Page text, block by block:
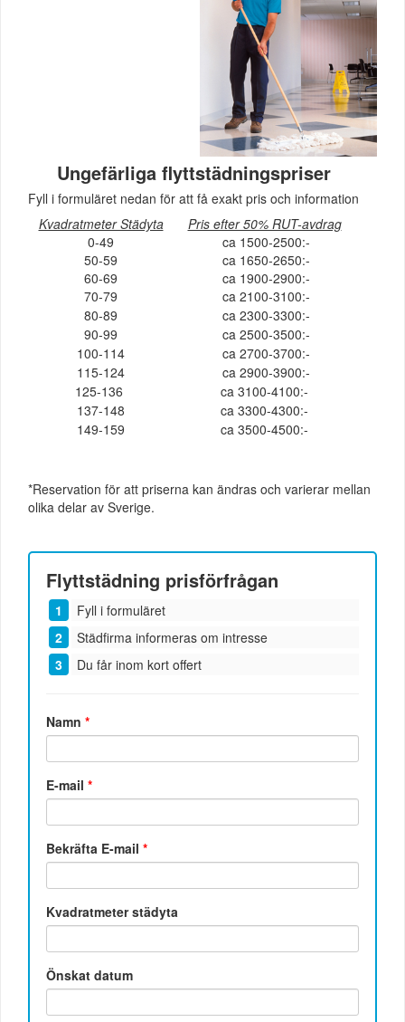
Ungefärliga flyttstädningspriser
Fyll i formuläret nedan för att få exakt pris och information
Kvadratmeter Städyta
Pris efter 50% RUT-avdrag
0-49
ca 1500-2500:-
50-59
ca 1650-2650:-
60-69
ca 1900-2900:-
70-79
ca 2100-3100:-
80-89
ca 2300-3300:-
90-99
ca 2500-3500:-
100-114
ca 2700-3700:-
115-124
ca 2900-3900:-
125-136
ca 3100-4100:-
137-148
ca 3300-4300:-
149-159
ca 3500-4500:-
*Reservation för att priserna kan ändras och varierar mellan
olika delar av Sverige.
Flyttstädning prisförfrågan
Fyll i formuläret
Städfirma informeras om intresse
Du får inom kort offert
Namn*
E-mail*
Bekräfta E-mail*
Kvadratmeter städyta
Önskat datum